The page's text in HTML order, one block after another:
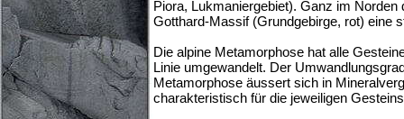
Piora, Lukmaniergebiet). Ganz im Norden
Gotthard-Massif (Grundgebirge, rot) eine
Die alpine Metamorphose hat alle
Linie umgewandelt. Der
Metamorphose äussert sich in
charakteristisch für die jeweiligen